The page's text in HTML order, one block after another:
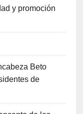
y promoción
Beto
de